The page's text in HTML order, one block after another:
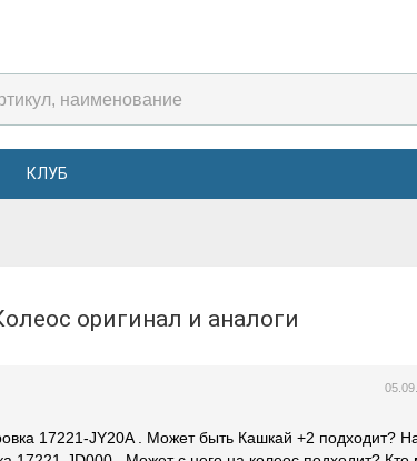
КЛУБ
оригинал и аналоги
17221-JY20A . Может быть Кашкай +2 подходит?